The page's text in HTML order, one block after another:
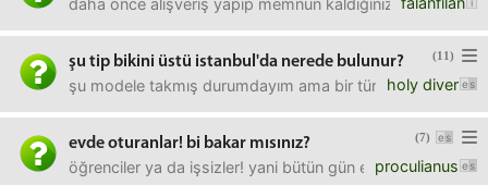
daha önce alışveriş yapıp memnun kaldığınız siteler
(11)
şu tip bikini üstü istanbul'da nerede bulunur?
holy diver
şu modele takmış durumdayım ama bir türlü
(7)
evde oturanlar! bi bakar mısınız?
proculianus
öğrenciler ya da işsizler! yani bütün gün evde oturanlar!